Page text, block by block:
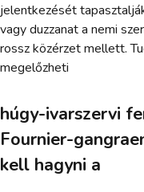
jelentkezését
vagy duzzanat a nemi
rossz közérzet mellett.
megelőzheti
húgy-ivarszervi
Fournier-
kell hagyni a